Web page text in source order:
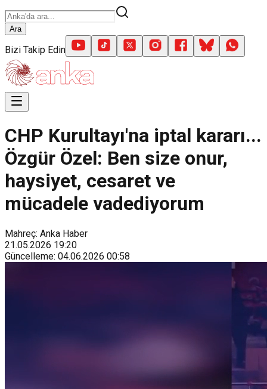
Ara
Bizi Takip Edin
CHP Kurultayı'na iptal kararı...
Özgür Özel: Ben size onur,
haysiyet, cesaret ve
mücadele vadediyorum
Mahreç: Anka Haber
21.05.2026 19:20
Güncelleme: 04.06.2026 00:58